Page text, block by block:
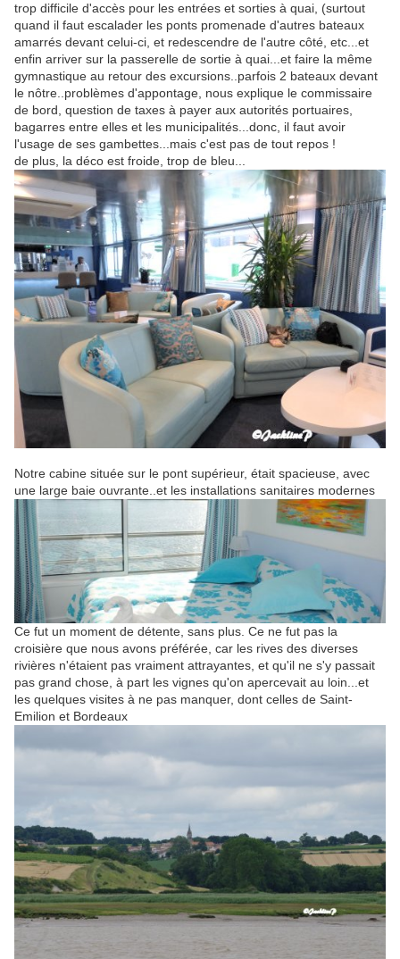
trop difficile d'accès pour les entrées et sorties à quai, (surtout
quand il faut escalader les ponts promenade d'autres bateaux
amarrés devant celui-ci, et redescendre de l'autre côté, etc...et
enfin arriver sur la passerelle de sortie à quai...et faire la même
gymnastique au retour des excursions..parfois 2 bateaux devant
le nôtre..problèmes d'appontage, nous explique le commissaire
de bord, question de taxes à payer aux autorités portuaires,
bagarres entre elles et les municipalités...donc, il faut avoir
l'usage de ses gambettes...mais c'est pas de tout repos !
de plus, la déco est froide, trop de bleu...
Notre cabine située sur le pont supérieur, était spacieuse, avec
une large baie ouvrante..et les installations sanitaires modernes
Ce fut un moment de détente, sans plus. Ce ne fut pas la
croisière que nous avons préférée, car les rives des diverses
rivières n'étaient pas vraiment attrayantes, et qu'il ne s'y passait
pas grand chose, à part les vignes qu'on apercevait au loin...et
les quelques visites à ne pas manquer, dont celles de Saint-
Emilion et Bordeaux